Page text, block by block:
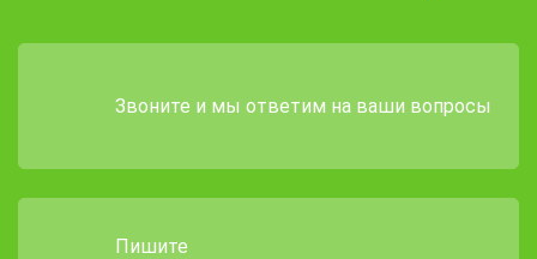
Звоните и мы ответим на ваши вопросы
Пишите